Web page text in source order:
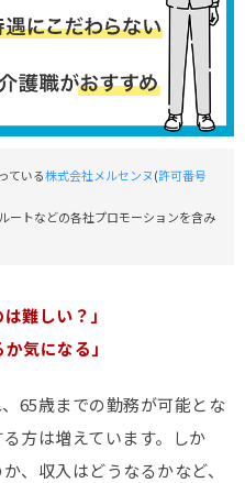
ている株式会社メルセンヌ(許可番号
ートなどの各社プロモーションを含み
難しい？」
気になる」
65歳までの勤務が可能とな
方は増えています。しか
、収入はどうなるかなど、